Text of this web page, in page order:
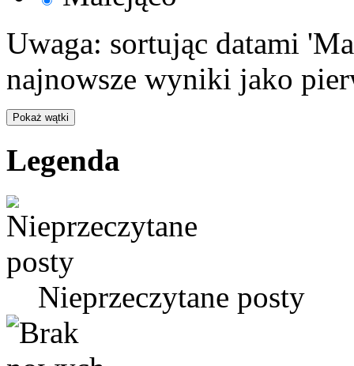
Uwaga: sortując datami
najnowsze wyniki jako
Legenda
Nieprzeczytane posty